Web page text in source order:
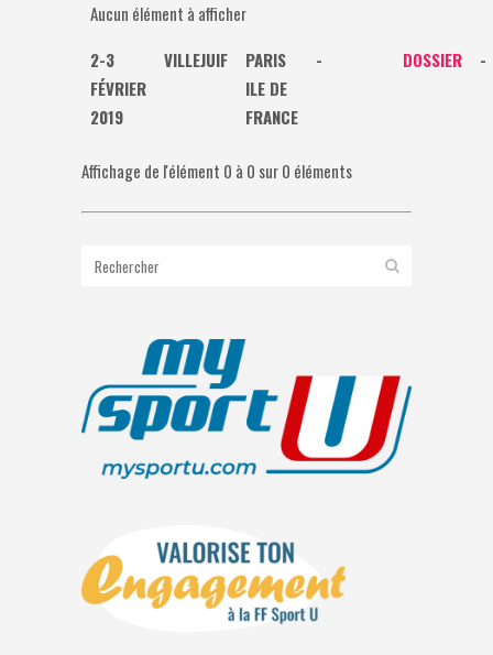
Aucun élément à afficher
2-3
FÉVRIER
2019
VILLEJUIF
PARIS
ILE DE
FRANCE
- DOSSIER -
Affichage de l'élément 0 à 0 sur 0 éléments